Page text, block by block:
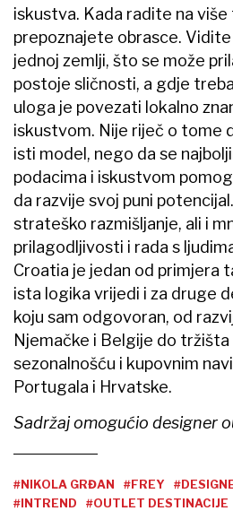
iskustva. Kada radite na
prepoznajete obrasce.
jednoj zemlji, što se može
postoje sličnosti, a gdje
uloga je povezati lokalno
iskustvom. Nije riječ o tome
isti model, nego da se
podacima i iskustvom
da razvije svoj puni
strateško razmišljanje, ali i
prilagodljivosti i rada s
Croatia je jedan od primjera
ista logika vrijedi i za druge
koju sam odgovoran, od
Njemačke i Belgije do
sezonalnošću i kupovnim
Portugala i Hrvatske.
Sadržaj omogućio designer
#NIKOLA GRĐAN #FREY
#INTREND
#OUTLET DESTINACIJE